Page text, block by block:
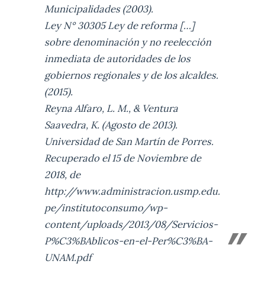
Municipalidades (2003).
Ley N° 30305 Ley de reforma […]
sobre denominación y no reelección
inmediata de autoridades de los
gobiernos regionales y de los alcaldes.
(2015).
Reyna Alfaro, L. M., & Ventura
Saavedra, K. (Agosto de 2013).
Universidad de San Martín de Porres.
Recuperado el 15 de Noviembre de
2018, de
http://www.administracion.usmp.edu.
pe/institutoconsumo/wp-
content/uploads/2013/08/Servicios-
P%C3%BAblicos-en-el-Per%C3%BA-
UNAM.pdf